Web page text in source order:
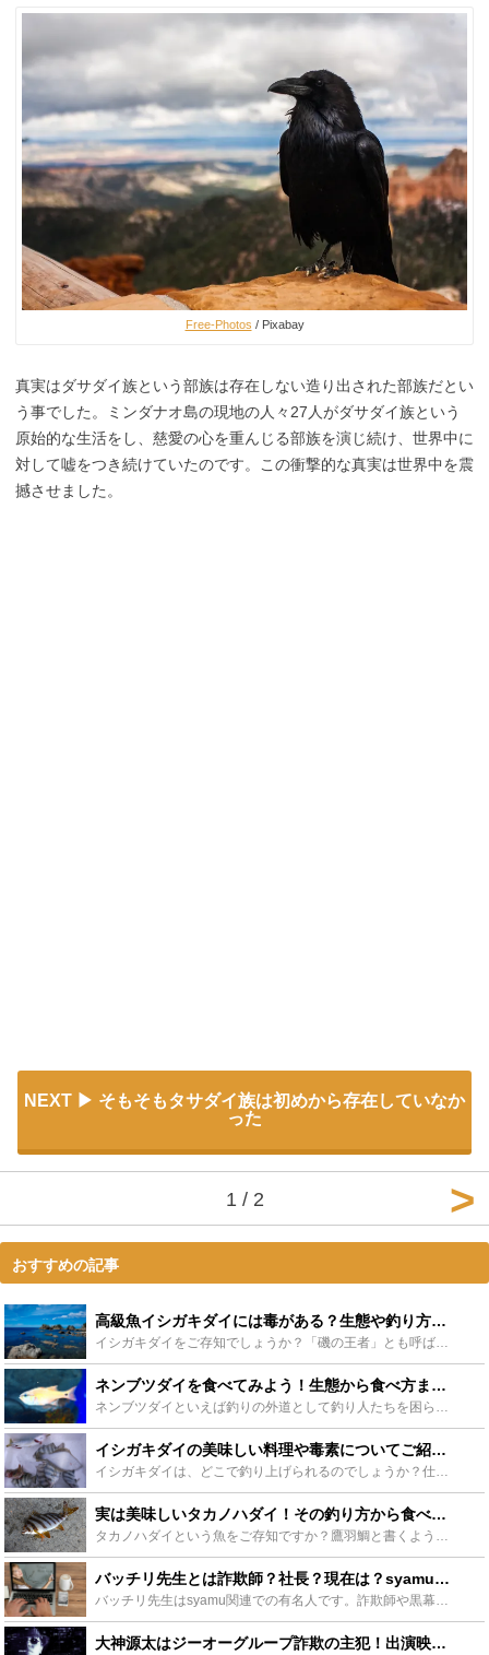
Free-Photos / Pixabay
真実はダサダイ族という部族は存在しない造り出された部族だとい
う事でした。ミンダナオ島の現地の人々27人がダサダイ族という
原始的な生活をし、慈愛の心を重んじる部族を演じ続け、世界中に
対して嘘をつき続けていたのです。この衝撃的な真実は世界中を震
撼させました。
NEXT
そもそもタサダイ族は初めから存在していなか
った
1 / 2
おすすめの記事
高級魚イシガキダイには毒がある？生態や釣り方、美味しい料理についてご紹介！ - Leisurego(レジャーゴー)
イシガキダイをご存知でしょうか？「磯の王者」とも呼ばれるイシガキダイ。イシダイと並び高級魚として知られており、その値段は大きくなるほど高額に。釣り人からも人気が高いイシガキダイですが毒はあるのでしょ...
ネンブツダイを食べてみよう！生態から食べ方までをご紹介 - Leisurego(レジャーゴー)
ネンブツダイといえば釣りの外道として釣り人たちを困らせていることで有名な魚です。今回はそんなネンブツダイの生態や特徴、料理方法などを紹介します。ネンブツダイを美味しく調理することができれば、今まで外...
イシガキダイの美味しい料理や毒素についてご紹介！ - Leisurego(レジャーゴー)
イシガキダイは、どこで釣り上げられるのでしょうか？仕掛けの方法や釣り方も解説していきます。さらには、イシガキダイの生態や特徴も！そして美味しい調理法までご紹介します！イシガキダイをこれから釣り上げて...
実は美味しいタカノハダイ！その釣り方から食べ方までをご紹介！ - Leisurego(レジャーゴー)
タカノハダイという魚をご存知ですか？鷹羽鯛と書くように模様が鷹に似ていることに由来します。臭み強く食べられないとも言われますが、実は美味！本記事では釣り方から食べ方までご紹介します。 タカノハダイは...
バッチリ先生とは詐欺師？社長？現在は？syamuの実名流出動画も - Leisurego(レジャーゴー)
バッチリ先生はsyamu関連での有名人です。詐欺師や黒幕とも言われていますが、全くの無実。バッチリ先生はむしろ会社経営が順調な敏腕社長です。今回はなぜバッチリ先生が詐欺師と言われている理由とや人気の...
大神源太はジーオーグループ詐欺の主犯！出演映画、現在の様子など紹介 - Leisurego(レジャーゴー)